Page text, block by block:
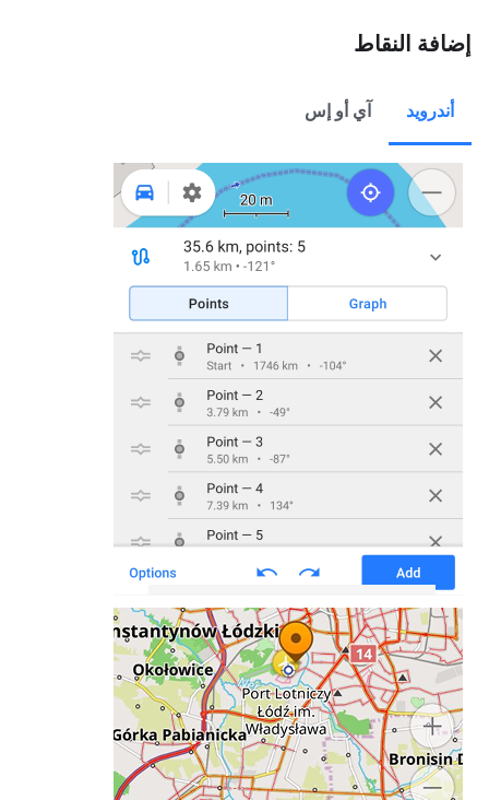
إضافة النقاط
أندرويد آي أو إس